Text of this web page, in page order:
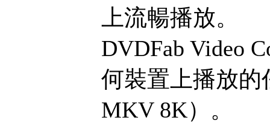
上流暢播放。
DVDFab Video
何裝置上播放的
MKV 8K）。